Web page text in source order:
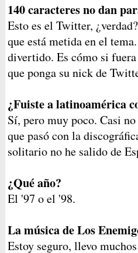
140 caracteres no dan
Esto es el Twitter,
que está metida en el
divertido. Es cómo si
que ponga su nick de
¿Fuiste a latinoamérica
Sí, pero muy poco. Casi
que pasó con la
solitario no he salido de
¿Qué año?
El '97 o el '98.
La música de Los
Estoy seguro, llevo